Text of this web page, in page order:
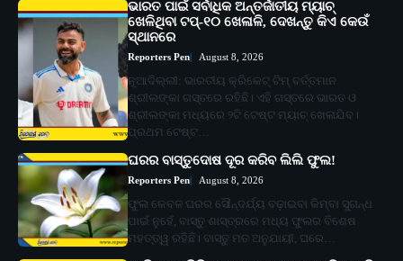
ଭାରତ ପାଇଁ ସର୍ବାଧିକ ଅନ୍ତର୍ଜାତୀୟ ମ୍ୟାଚ୍
ଖେଳିଥିବା ଟପ୍-୧୦ ଖେଳାଳି, ଦେଖନ୍ତୁ କିଏ କେଉଁ
ସ୍ଥାନରେ
Reporters Pen August 8, 2026
ନୂଆଦିଲ୍ଲୀ: ଭାରତୀୟ କ୍ରିକେଟ୍ ଟିମ୍ ବର୍ତ୍ତମାନ
ଶ୍ରୀଲଙ୍କା ଗସ୍ତରେ ରହିଛି। ଏହି ଗସ୍ତରେ ଭାରତ ଓ
ଶ୍ରୀଲଙ୍କା ମଧ୍ୟରେ ୨ଟି ଟେଷ୍ଟ ମ୍ୟାଚ୍ ଖେଳାଯିବ।
ପ୍ରଥମ ଟେଷ୍ଟ…
ଘରର ବାସ୍ତୁଦୋଷ ଦୂର କରିବ ଲିଲି ଫୁଲ!
Reporters Pen August 8, 2026
ଫୁଲ କେବଳ ଘରର ସୌନ୍ଦର୍ଯ୍ୟ ବଢ଼ାଇବା କିମ୍ବା ସୁଗନ୍ଧ
ପାଇଁ ନୁହେଁ, ବାସ୍ତୁ ଶାସ୍ତ୍ରରେ ମଧ୍ୟ ଫୁଲର ବିଶେଷ
ମହତ୍ତ୍ୱ ରହିଛି। ବାସ୍ତୁ ମତ ଅନୁଯାୟୀ, ଘରେ…